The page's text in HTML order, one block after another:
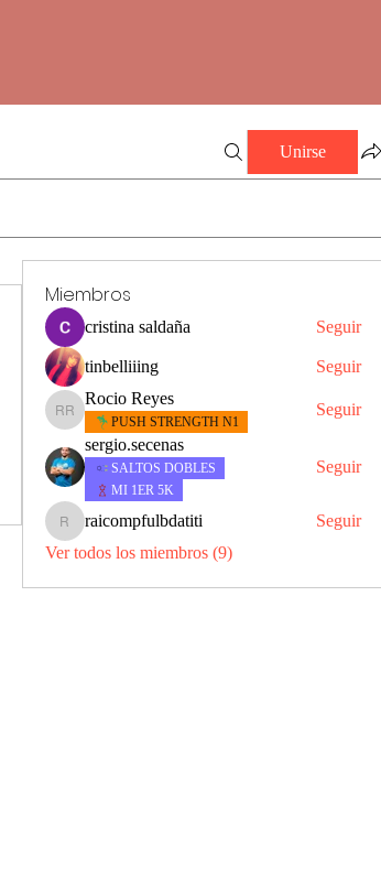
Unirse
Miembros
cristina saldaña Seguir
tinbelliiing Seguir
Rocio Reyes
Rocio Reyes
PUSH STRENGTH N1
Seguir
sergio.secenas
SALTOS DOBLES
MI 1ER 5K
Seguir
raicompfulbdatiti
raicompfulbdatiti
Seguir
Ver todos los miembros (9)